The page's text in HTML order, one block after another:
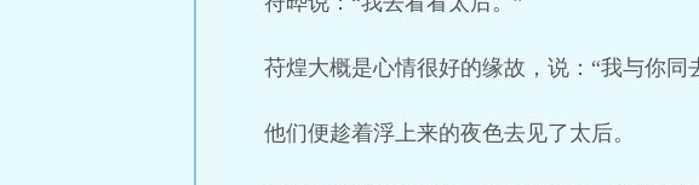
苻煌大概是心情很好的缘故，说：“我与你同
他们便趁着浮上来的夜色去见了太后。